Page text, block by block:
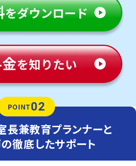
POINT02
長兼教育プランナーと
徹底したサポート